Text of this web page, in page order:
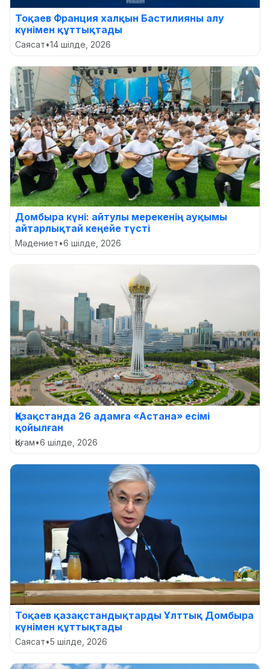
Тоқаев Франция халқын Бастилияны алу
күнімен құттықтады
Саясат•14 шілде, 2026
Домбыра күні: айтулы мерекенің ауқымы
айтарлықтай кеңейе түсті
Мәдениет•6 шілде, 2026
Қазақстанда 26 адамға «Астана» есімі
қойылған
Қоғам•6 шілде, 2026
Тоқаев қазақстандықтарды Ұлттық Домбыра
күнімен құттықтады
Саясат•5 шілде, 2026